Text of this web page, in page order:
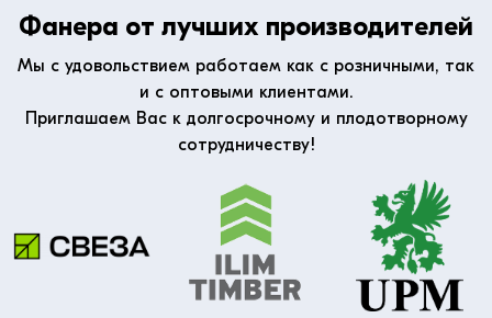
Фанера от лучших производителей
Мы с удовольствием работаем как с розничными, так
и с оптовыми клиентами.
Приглашаем Вас к долгосрочному и плодотворному
сотрудничеству!